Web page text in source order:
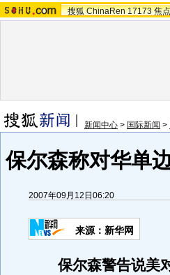
搜狐 ChinaRen 17173 焦
新闻中心 > 国际新闻 >
保尔森称对华单
2007年09月12日06:20
来源：新华网
保尔森警告说美对